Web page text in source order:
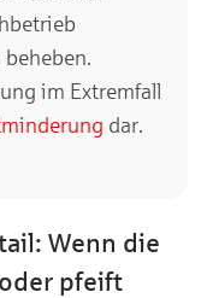
im Extremfall
dar.
Wenn die
pfeift